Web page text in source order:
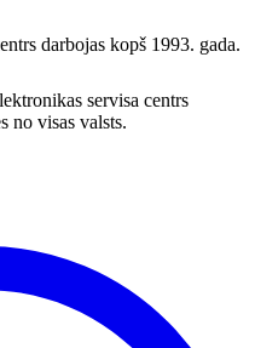
darbojas kopš 1993. gada.
servisa centrs
no visas valsts.